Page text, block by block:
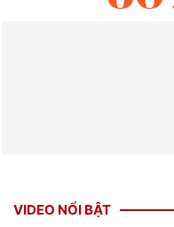
VIDEO NỔI BẬT